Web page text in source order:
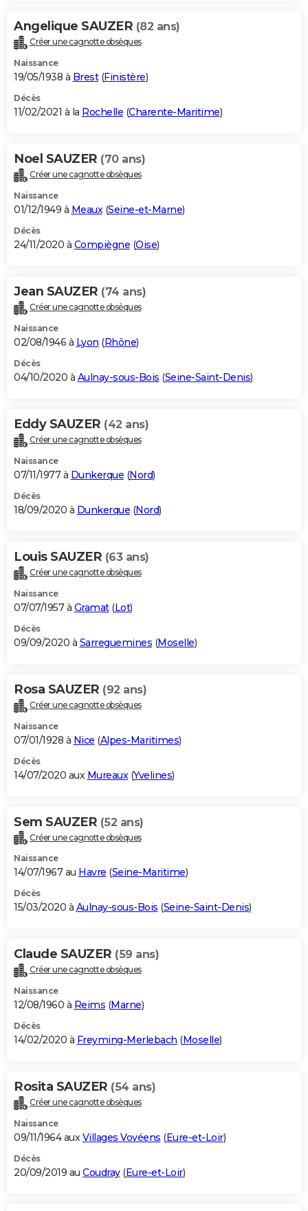
Angelique SAUZER (82 ans)
Créer une cagnotte obsèques
Naissance
19/05/1938 à Brest(Finistère)
Décès
11/02/2021 à la Rochelle (Charente-Maritime)
Noel SAUZER (70 ans)
Créer une cagnotte obsèques
Naissance
01/12/1949 à Meaux(Seine-et-Marne)
Décès
24/11/2020 à Compiègne (Oise)
Jean SAUZER (74 ans)
Créer une cagnotte obsèques
Naissance
02/08/1946 à Lyon (Rhône)
Décès
04/10/2020 à Aulnay-sous-Bois (Seine-Saint-Denis)
Eddy SAUZER (42 ans)
Créer une cagnotte obsèques
Naissance
07/11/1977 à Dunkerque (Nord)
Décès
18/09/2020 à Dunkerque (Nord)
Louis SAUZER (63 ans)
Créer une cagnotte obsèques
Naissance
07/07/1957 à Gramat(Lot)
Décès
09/09/2020 à Sarreguemines (Moselle)
Rosa SAUZER (92 ans)
Créer une cagnotte obsèques
Naissance
07/01/1928 à Nice (Alpes-Maritimes)
Décès
14/07/2020 aux Mureaux (Yvelines)
Sem SAUZER (52 ans)
Créer une cagnotte obsèques
Naissance
14/07/1967 au Havre (Seine-Maritime)
Décès
15/03/2020 à Aulnay-sous-Bois (Seine-Saint-Denis)
Claude SAUZER (59 ans)
Créer une cagnotte obsèques
Naissance
12/08/1960 à Reims (Marne)
Décès
14/02/2020 à Freyming-Merlebach (Moselle)
Rosita SAUZER (54 ans)
Créer une cagnotte obsèques
Naissance
09/11/1964 auxVillages Vovéens (Eure-et-Loir)
Décès
20/09/2019 au Coudray(Eure-et-Loir)